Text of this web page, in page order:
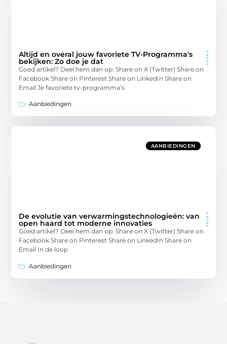
Altijd en overal jouw favoriete TV-Programma's
bekijken: Zo doe je dat
Goed artikel? Deel hem dan op: Share on X (Twitter) Share on
Facebook Share on Pinterest Share on LinkedIn Share on
Email Je favoriete tv-programma’s
Aanbiedingen
AANBIEDINGEN
De evolutie van verwarmingstechnologieën: van
open haard tot moderne innovaties
Goed artikel? Deel hem dan op: Share on X (Twitter) Share on
Facebook Share on Pinterest Share on LinkedIn Share on
Email In de loop
Aanbiedingen